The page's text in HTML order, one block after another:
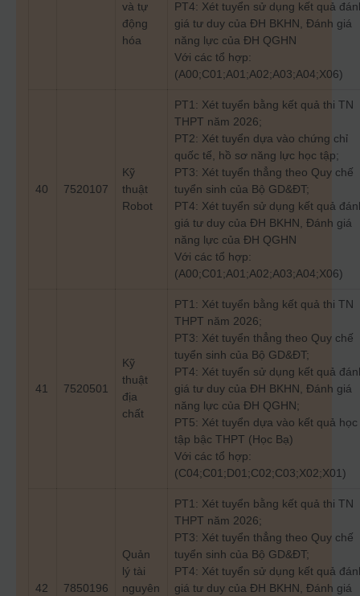
và tự
động
hóa
PT4: Xét tuyển sử dụng kết quả
giá tư duy của ĐH BKHN, Đánh giá
năng lực của ĐH QGHN
Với các tổ hợp:
(A00;C01;A01;A02;A03;A04;X06)
40 7520107
Kỹ
thuật
Robot
PT1: Xét tuyển bằng kết quả thi TN
THPT năm 2026;
PT2: Xét tuyển dựa vào chứng chỉ
quốc tế, hồ sơ năng lực học tập;
PT3: Xét tuyển thẳng theo Quy chế
tuyển sinh của Bộ GD&ĐT;
PT4: Xét tuyển sử dụng kết quả
giá tư duy của ĐH BKHN, Đánh giá
năng lực của ĐH QGHN
Với các tổ hợp:
(A00;C01;A01;A02;A03;A04;X06)
41 7520501
Kỹ
thuật
địa
chất
PT1: Xét tuyển bằng kết quả thi TN
THPT năm 2026;
PT3: Xét tuyển thẳng theo Quy chế
tuyển sinh của Bộ GD&ĐT;
PT4: Xét tuyển sử dụng kết quả
giá tư duy của ĐH BKHN, Đánh giá
năng lực của ĐH QGHN;
PT5: Xét tuyển dựa vào kết quả học
tập bậc THPT (Học Bạ)
Với các tổ hợp:
(C04;C01;D01;C02;C03;X02;X01)
42 7850196
Quản
lý tài
nguyên
PT1: Xét tuyển bằng kết quả thi TN
THPT năm 2026;
PT3: Xét tuyển thẳng theo Quy chế
tuyển sinh của Bộ GD&ĐT;
PT4: Xét tuyển sử dụng kết quả
giá tư duy của ĐH BKHN, Đánh giá